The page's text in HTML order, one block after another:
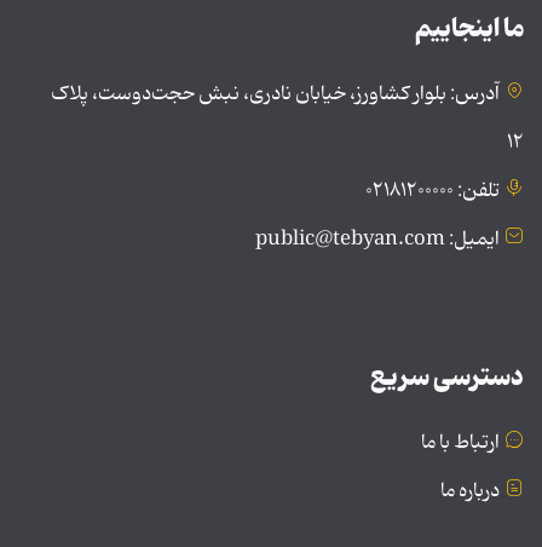
ما اینجاییم
آدرس: بلوار کشاورز، خیابان نادری، نبش حجت‌دوست، پلاک
۱۲
تلفن: ۰۲۱۸۱۲۰۰۰۰۰
ایمیل: public@tebyan.com
دسترسی سریع
ارتباط با ما
درباره ما